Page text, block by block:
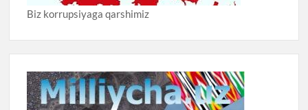
Biz korrupsiyaga qarshimiz